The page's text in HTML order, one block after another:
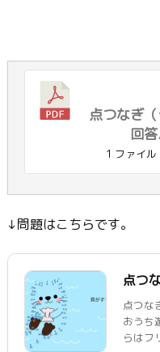
点つなぎ
回
1 ファイル
↓問題はこちらです。
点つ
点つな
おうち
らはフ